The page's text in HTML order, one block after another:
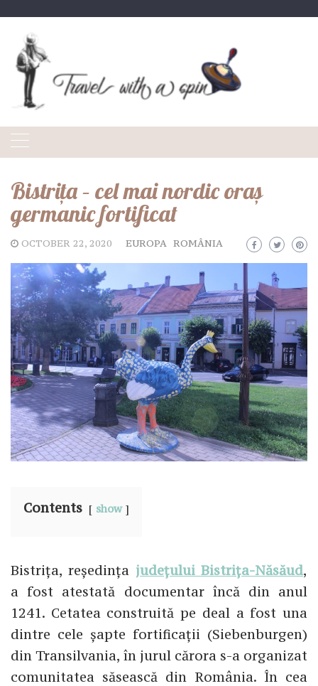
content
Bistrița – cel mai nordic oraș
germanic fortificat
OCTOBER 22, 2020 EUROPA ROMÂNIA
Contents show
Bistrița, reședința județului Bistrița-Năsăud,
a fost atestată documentar încă din anul
1241. Cetatea construită pe deal a fost una
dintre cele șapte fortificații (Siebenburgen)
din Transilvania, în jurul cărora s-a organizat
comunitatea săsească din România. În cea